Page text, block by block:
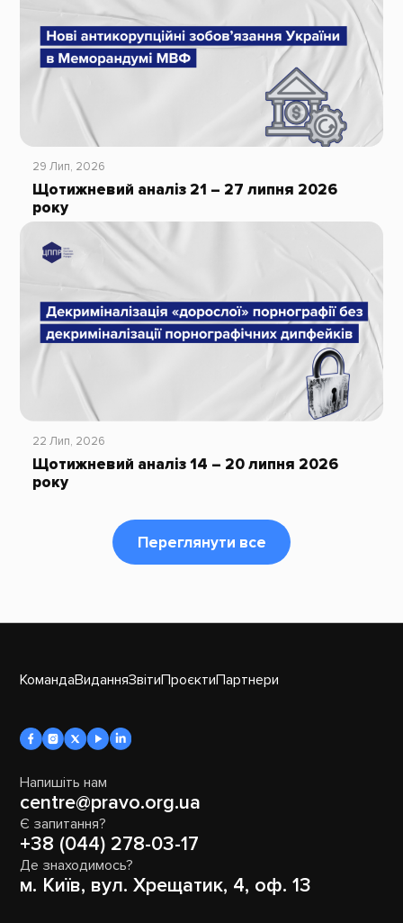
29 Лип, 2026
Щотижневий аналіз 21 – 27 липня 2026
року
22 Лип, 2026
Щотижневий аналіз 14 – 20 липня 2026
року
Переглянути все
КомандаВиданняЗвітиПроєктиПартнери
Напишіть нам
centre@pravo.org.ua
Є запитання?
+38 (044) 278-03-17
Де знаходимось?
м. Київ, вул. Хрещатик, 4, оф. 13